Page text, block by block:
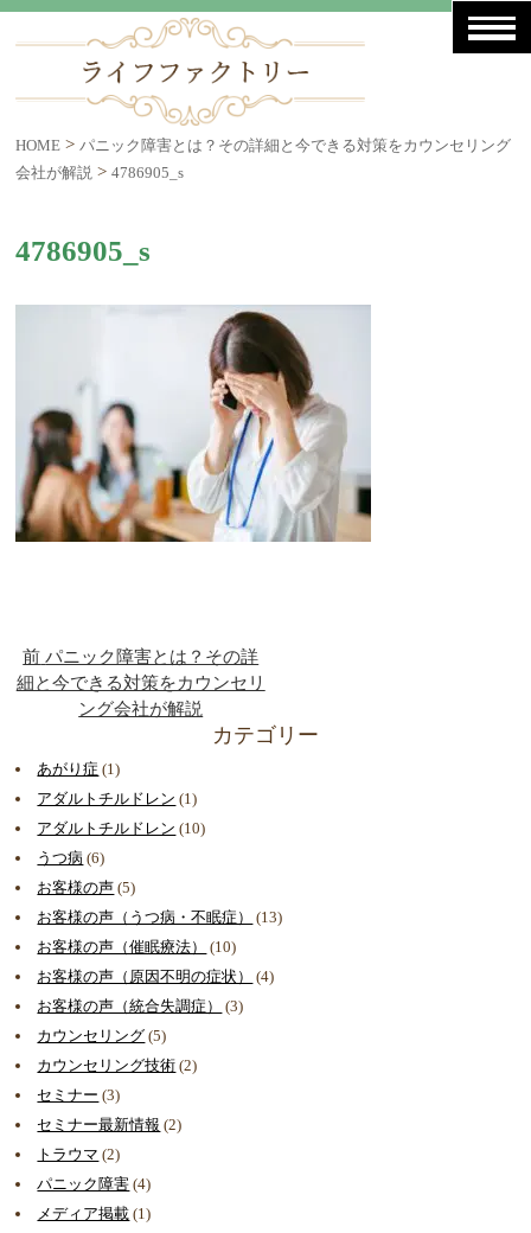
HOME >パニック障害とは？その詳細と今できる対策をカウンセリング
会社が解説 >4786905_s
4786905_s
前 パニック障害とは？その詳
細と今できる対策をカウンセリ
ング会社が解説
カテゴリー
あがり症 (1)
アダルトチルドレン (1)
アダルトチルドレン (10)
うつ病 (6)
お客様の声 (5)
お客様の声（うつ病・不眠症）
(13)
お客様の声（催眠療法）
(10)
お客様の声（原因不明の症状）
(4)
お客様の声（統合失調症）
(3)
カウンセリング (5)
カウンセリング技術 (2)
セミナー (3)
セミナー最新情報 (2)
トラウマ (2)
パニック障害 (4)
メディア掲載 (1)